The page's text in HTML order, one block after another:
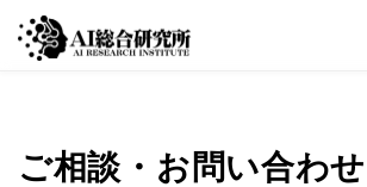
ご相談・お問い合わ